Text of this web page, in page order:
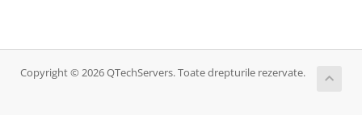
Copyright © 2026 QTechServers. Toate drepturile rezervate.